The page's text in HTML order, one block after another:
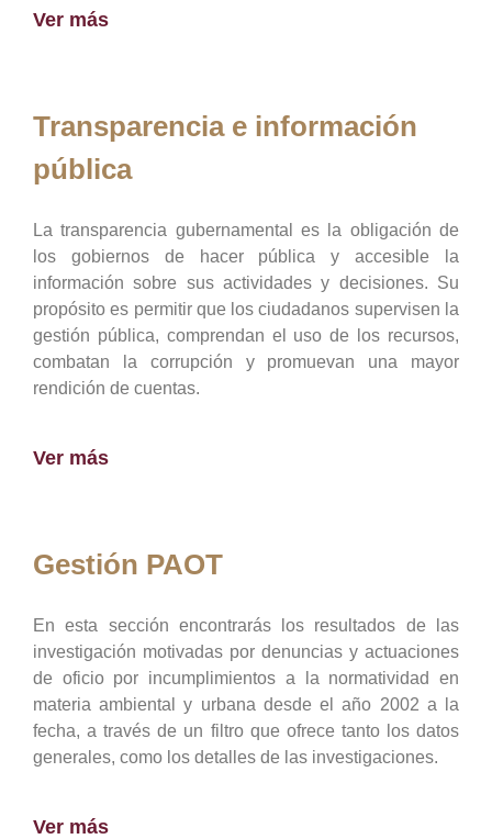
Ver más
Transparencia e información
pública
La transparencia gubernamental es la obligación de
los gobiernos de hacer pública y accesible la
información sobre sus actividades y decisiones. Su
propósito es permitir que los ciudadanos supervisen la
gestión pública, comprendan el uso de los recursos,
combatan la corrupción y promuevan una mayor
rendición de cuentas.
Ver más
Gestión PAOT
En esta sección encontrarás los resultados de las
investigación motivadas por denuncias y actuaciones
de oficio por incumplimientos a la normatividad en
materia ambiental y urbana desde el año 2002 a la
fecha, a través de un filtro que ofrece tanto los datos
generales, como los detalles de las investigaciones.
Ver más